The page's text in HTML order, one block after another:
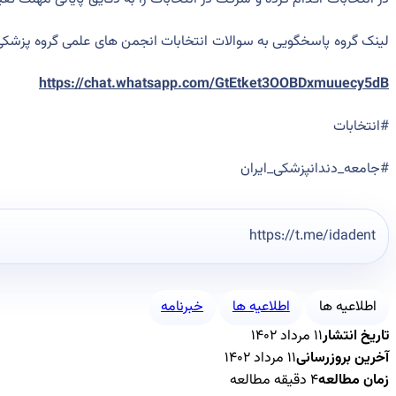
لینک گروه پاسخگویی به سوالات انتخابات انجمن های علمی گروه
https://chat.whatsapp.com/GtEtket3OOBDxmuuecy5dB
#انتخابات
#جامعه_دندانپزشکی_ایران
https://t.me/idadent
اطلاعیه ها اطلاعیه ها
خبرنامه
تاریخ انتشار۱۱ مرداد ۱۴۰۲
آخرین بروزرسانی۱۱ مرداد ۱۴۰۲
زمان مطالعه۴ دقیقه مطالعه